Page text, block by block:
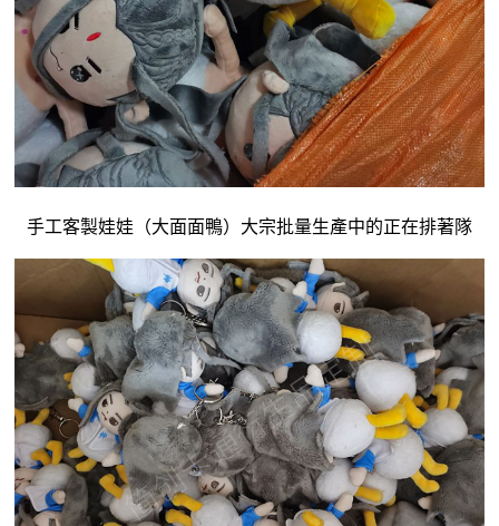
手工客製娃娃 （大面面鴨）大宗批量生產中的正在排著隊